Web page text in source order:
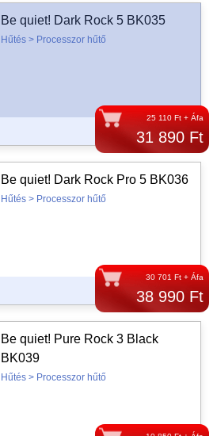
25 110 Ft + Áfa
31 890 Ft
Be quiet! Dark Rock 5 BK035
Hűtés > Processzor hűtő
30 701 Ft + Áfa
38 990 Ft
Be quiet! Dark Rock Pro 5 BK036
Hűtés > Processzor hűtő
Be quiet! Pure Rock 3 Black
BK039
Hűtés > Processzor hűtő